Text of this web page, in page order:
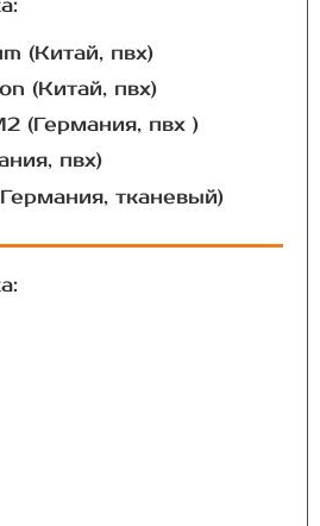
(Китай, пвх)
(Китай, пвх)
(Германия, пвх )
пвх)
тканевый)